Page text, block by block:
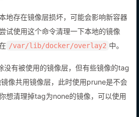
地存在镜像层损坏，可能会影响新容器
试使用这个命令清理一下本地的镜像
/var/lib/docker/overlay2 中。
没有被使用的镜像层，但有些镜像的tag
像共用镜像层，此时使用prune是不会
想清理掉tag为none的镜像，可以使用